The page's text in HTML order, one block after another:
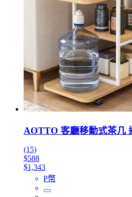
AOTTO 客廳移動式茶几
(15)
$588
$1,343
P幣